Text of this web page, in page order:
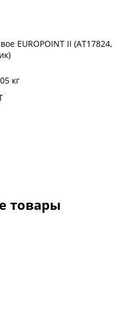
EUROPOINT II (АТ17824,
кг
товары